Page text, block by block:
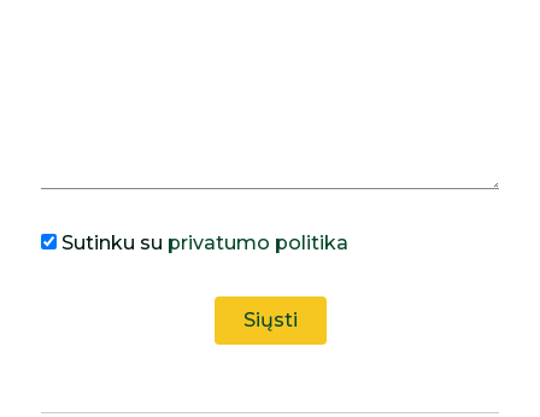
Sutinku su privatumo politika